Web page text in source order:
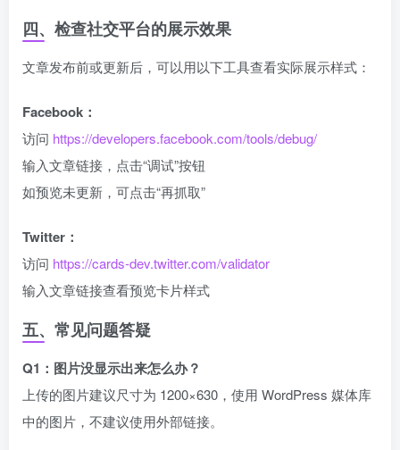
四、检查社交平台的展示效果
文章发布前或更新后，可以用以下工具查看实际展示样式：
Facebook：
访问 https://developers.facebook.com/tools/debug/
输入文章链接，点击“调试”按钮
如预览未更新，可点击“再抓取”
Twitter：
访问 https://cards-dev.twitter.com/validator
输入文章链接查看预览卡片样式
五、常见问题答疑
Q1：图片没显示出来怎么办？
上传的图片建议尺寸为 1200×630，使用 WordPress 媒体库
中的图片，不建议使用外部链接。